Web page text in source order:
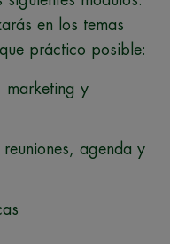
en los temas
práctico posible:
marketing y
agenda y